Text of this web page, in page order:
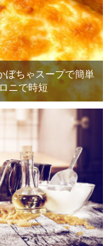
ぼちゃスープで簡単
ニで時短